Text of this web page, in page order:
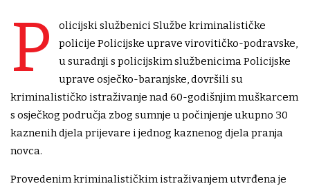
P
olicijski službenici Službe kriminalističke
policije Policijske uprave virovitičko-podravske,
u suradnji s policijskim službenicima Policijske
uprave osječko-baranjske, dovršili su
kriminalističko istraživanje nad 60-godišnjim muškarcem
s osječkog područja zbog sumnje u počinjenje ukupno 30
kaznenih djela prijevare i jednog kaznenog djela pranja
novca.
Provedenim kriminalističkim istraživanjem utvrđena je